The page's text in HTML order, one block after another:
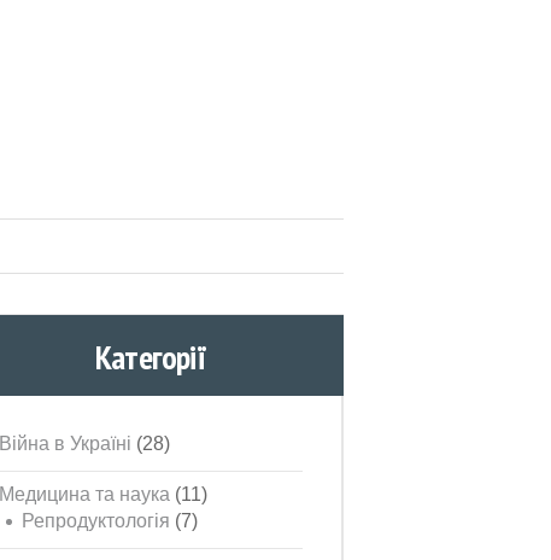
Категорії
Війна в Україні (28)
Медицина та наука (11)
Репродуктологія (7)